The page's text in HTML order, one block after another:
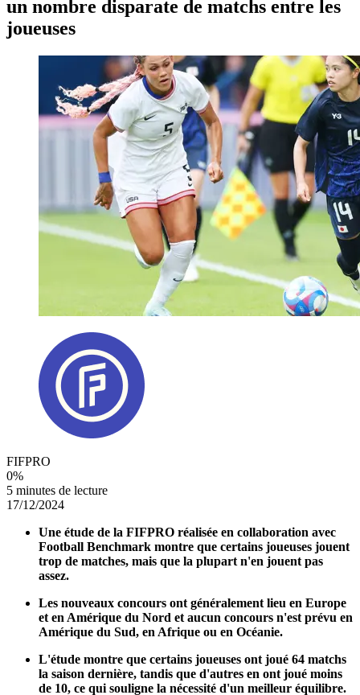
un nombre disparate de matchs entre les
joueuses
FIFPRO
0%
5 minutes de lecture
17/12/2024
Une étude de la FIFPRO réalisée en collaboration avec
Football Benchmark montre que certains joueuses jouent
trop de matches, mais que la plupart n'en jouent pas
assez.
Les nouveaux concours ont généralement lieu en Europe
et en Amérique du Nord et aucun concours n'est prévu en
Amérique du Sud, en Afrique ou en Océanie.
L'étude montre que certains joueuses ont joué 64 matchs
la saison dernière, tandis que d'autres en ont joué moins
de 10, ce qui souligne la nécessité d'un meilleur équilibre.